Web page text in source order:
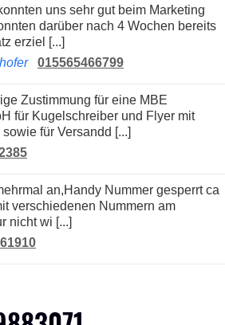
darüber nach 4 Wochen bereits
erziel [...]
015565466799
für Kugelschreiber und Flyer mit
für Versandd [...]
verschiedenen Nummern am
nicht wi [...]